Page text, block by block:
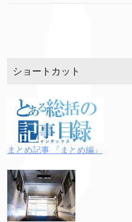
ショートカット
まとめ記事 『まとめ編』